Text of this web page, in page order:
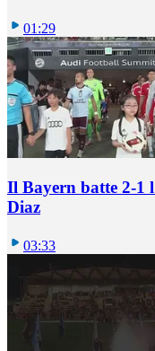
01:29
Il Bayern batte 2-1
Diaz
03:33